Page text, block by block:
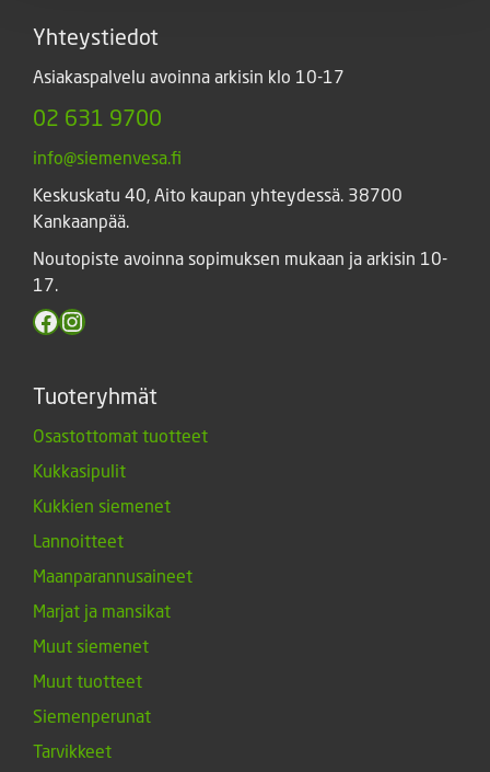
Yhteystiedot
Asiakaspalvelu avoinna arkisin klo 10-17
02 631 9700
info@siemenvesa.fi
Keskuskatu 40, Aito kaupan yhteydessä. 38700
Kankaanpää.
Noutopiste avoinna sopimuksen mukaan ja arkisin 10-
17.
Facebook
Instagram
Tuoteryhmät
Osastottomat tuotteet
Kukkasipulit
Kukkien siemenet
Lannoitteet
Maanparannusaineet
Marjat ja mansikat
Muut siemenet
Muut tuotteet
Siemenperunat
Tarvikkeet